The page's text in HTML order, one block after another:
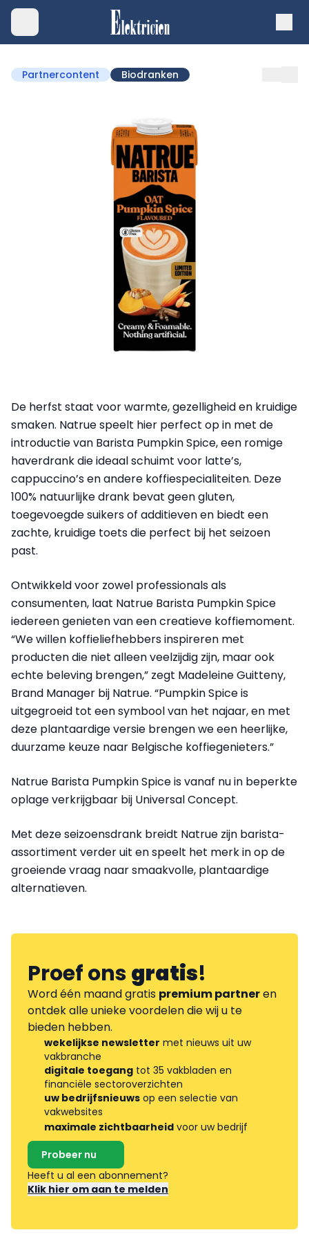
Partnercontent Biodranken
De herfst staat voor warmte, gezelligheid en kruidige
smaken. Natrue speelt hier perfect op in met de
introductie van Barista Pumpkin Spice, een romige
haverdrank die ideaal schuimt voor latte’s,
cappuccino’s en andere koffiespecialiteiten. Deze
100% natuurlijke drank bevat geen gluten,
toegevoegde suikers of additieven en biedt een
zachte, kruidige toets die perfect bij het seizoen
past.
Ontwikkeld voor zowel professionals als
consumenten, laat Natrue Barista Pumpkin Spice
iedereen genieten van een creatieve koffiemoment.
“We willen koffieliefhebbers inspireren met
producten die niet alleen veelzijdig zijn, maar ook
echte beleving brengen,” zegt Madeleine Guitteny,
Brand Manager bij Natrue. “Pumpkin Spice is
uitgegroeid tot een symbool van het najaar, en met
deze plantaardige versie brengen we een heerlijke,
duurzame keuze naar Belgische koffiegenieters.”
Natrue Barista Pumpkin Spice is vanaf nu in beperkte
oplage verkrijgbaar bij Universal Concept.
Met deze seizoensdrank breidt Natrue zijn barista-
assortiment verder uit en speelt het merk in op de
groeiende vraag naar smaakvolle, plantaardige
alternatieven.
Proef onsgratis!
Word één maand gratis premium partneren
ontdek alle unieke voordelen die wij u te
bieden hebben.
wekelijkse newsletter met nieuws uit uw
vakbranche
digitale toegang tot 35 vakbladen en
financiële sectoroverzichten
uw bedrijfsnieuws op een selectie van
vakwebsites
maximale zichtbaarheid voor uw bedrijf
Probeer nu
Heeft u al een abonnement?
Klik hier om aan te melden